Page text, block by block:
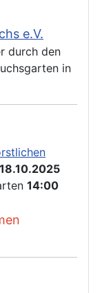
e.V.
durch den
in
18.10.2025
14:00